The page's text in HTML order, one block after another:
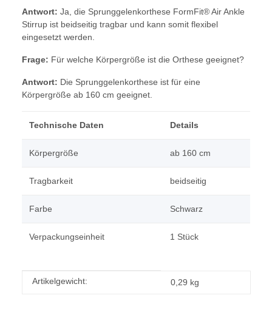
Antwort: Ja, die Sprunggelenkorthese FormFit® Air Ankle
Stirrup ist beidseitig tragbar und kann somit flexibel
eingesetzt werden.
Frage: Für welche Körpergröße ist die Orthese geeignet?
Antwort: Die Sprunggelenkorthese ist für eine
Körpergröße ab 160 cm geeignet.
Technische Daten Details
Körpergröße ab 160 cm
Tragbarkeit beidseitig
Farbe Schwarz
Verpackungseinheit 1 Stück
Produkteigenschaft
Wert
Artikelgewicht: 0,29 kg